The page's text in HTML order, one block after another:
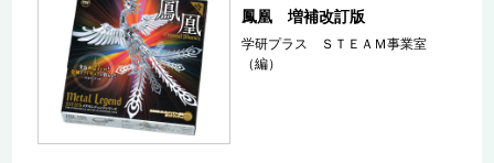
鳳凰 増補改訂版
学研プラス ＳＴＥＡＭ事業室
（編）